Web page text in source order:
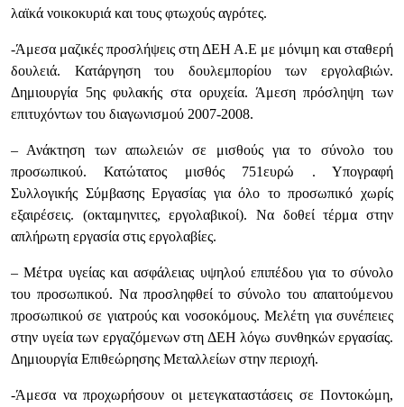
λαϊκά νοικοκυριά και τους φτωχούς αγρότες.
-Άμεσα μαζικές προσλήψεις στη ΔΕΗ Α.Ε με μόνιμη και σταθερή
δουλειά. Κατάργηση του δουλεμπορίου των εργολαβιών.
Δημιουργία 5ης φυλακής στα ορυχεία. Άμεση πρόσληψη των
επιτυχόντων του διαγωνισμού 2007-2008.
– Ανάκτηση των απωλειών σε μισθούς για το σύνολο του
προσωπικού. Κατώτατος μισθός 751ευρώ . Υπογραφή
Συλλογικής Σύμβασης Εργασίας για όλο το προσωπικό χωρίς
εξαιρέσεις. (οκταμηνιτες, εργολαβικοί). Να δοθεί τέρμα στην
απλήρωτη εργασία στις εργολαβίες.
– Μέτρα υγείας και ασφάλειας υψηλού επιπέδου για το σύνολο
του προσωπικού. Να προσληφθεί το σύνολο του απαιτούμενου
προσωπικού σε γιατρούς και νοσοκόμους. Μελέτη για συνέπειες
στην υγεία των εργαζόμενων στη ΔΕΗ λόγω συνθηκών εργασίας.
Δημιουργία Επιθεώρησης Μεταλλείων στην περιοχή.
-Άμεσα να προχωρήσουν οι μετεγκαταστάσεις σε Ποντοκώμη,